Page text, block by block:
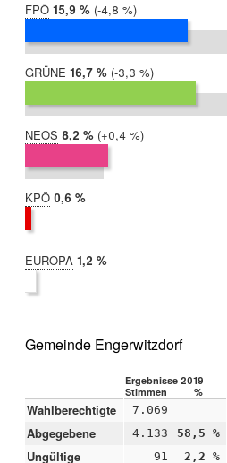
FPÖ 2019:
15,9 %
2014:
20,7 %
Differenz:
-4,8 %
GRÜNE 2019:
16,7 %
2014:
20,0 %
Differenz:
-3,3 %
NEOS 2019:
8,2 %
2014:
7,7 %
Differenz:
+0,4 %
KPÖ 2019:
0,6 %
EUROPA 2019:
1,2 %
Gemeinde Engerwitzdorf
Ergebnisse 2019
Stimmen
%
Wahlberechtigte 7.069
Abgegebene 4.133 58,5 %
Ungültige 91 2,2 %